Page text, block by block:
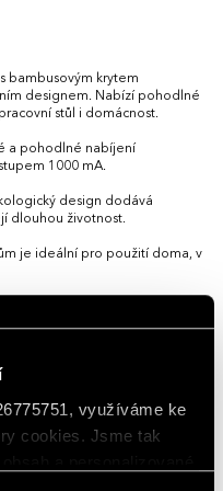
využíváme ke
cookies. Jsme tak
bambusovým krytem
designem. Nabízí pohodlné
stůl i domácnost.
a pohodlné nabíjení
1000 mA.
design dodává
dlouhou životnost.
je ideální pro použití doma, v
a nabídněte svým klientům
z pravého bambusu
a moderní elektroniky.
mA umožňuje snadné